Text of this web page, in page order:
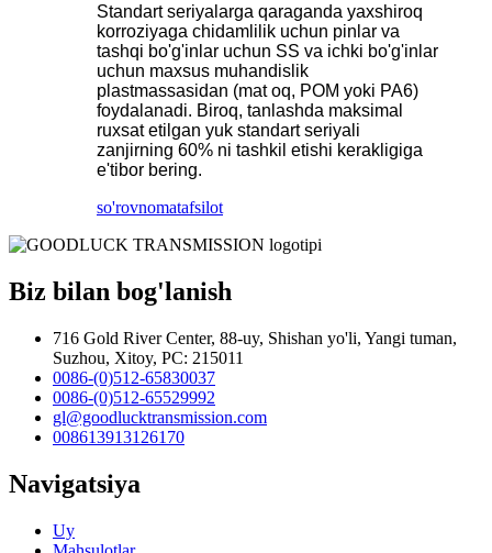
Standart seriyalarga qaraganda yaxshiroq
korroziyaga chidamlilik uchun pinlar va
tashqi bo'g'inlar uchun SS va ichki bo'g'inlar
uchun maxsus muhandislik
plastmassasidan (mat oq, POM yoki PA6)
foydalanadi. Biroq, tanlashda maksimal
ruxsat etilgan yuk standart seriyali
zanjirning 60% ni tashkil etishi kerakligiga
e'tibor bering.
so'rovnomatafsilot
Biz bilan bog'lanish
716 Gold River Center, 88-uy, Shishan yo'li, Yangi tuman,
Suzhou, Xitoy, PC: 215011
0086-(0)512-65830037
0086-(0)512-65529992
gl@goodlucktransmission.com
008613913126170
Navigatsiya
Uy